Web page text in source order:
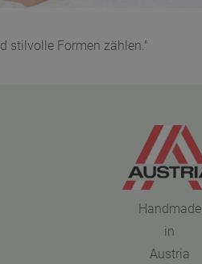
stilvolle Formen zählen."
Handmade
in
Austria